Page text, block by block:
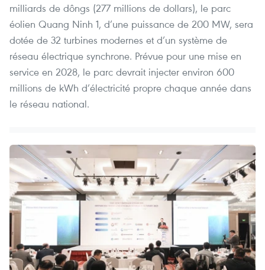
milliards de dôngs (277 millions de dollars), le parc
éolien Quang Ninh 1, d’une puissance de 200 MW, sera
dotée de 32 turbines modernes et d’un système de
réseau électrique synchrone. Prévue pour une mise en
service en 2028, le parc devrait injecter environ 600
millions de kWh d’électricité propre chaque année dans
le réseau national.